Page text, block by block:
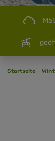
Startseite -